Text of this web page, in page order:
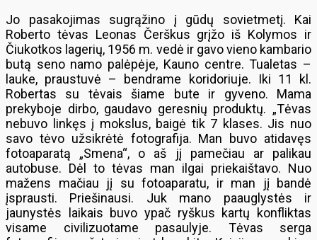
Jo pasakojimas sugrąžino į gūdų sovietmetį. Kai
Roberto tėvas Leonas Čerškus grįžo iš Kolymos ir
Čiukotkos lagerių, 1956 m. vedė ir gavo vieno kambario
butą seno namo palėpėje, Kauno centre. Tualetas –
lauke, praustuvė – bendrame koridoriuje. Iki 11 kl.
Robertas su tėvais šiame bute ir gyveno. Mama
prekyboje dirbo, gaudavo geresnių produktų. „Tėvas
nebuvo linkęs į mokslus, baigė tik 7 klases. Jis nuo
savo tėvo užsikrėtė fotografija. Man buvo atidavęs
fotoaparatą „Smena“, o aš jį pamečiau ar palikau
autobuse. Dėl to tėvas man ilgai priekaištavo. Nuo
mažens mačiau jį su fotoaparatu, ir man jį bandė
įsprausti. Priešinausi. Juk mano paauglystės ir
jaunystės laikais buvo ypač ryškus kartų konfliktas
visame civilizuotame pasaulyje. Tėvas serga